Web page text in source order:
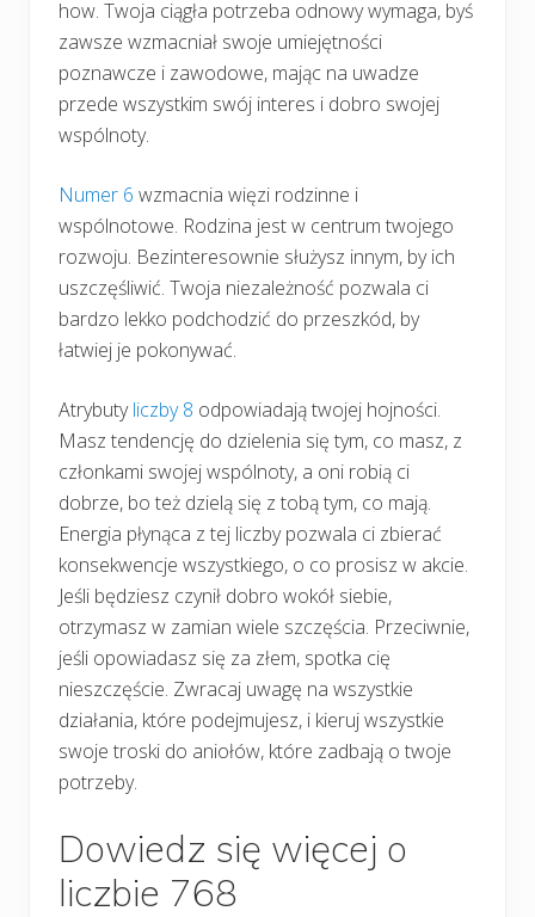
how. Twoja ciągła potrzeba odnowy wymaga, byś
zawsze wzmacniał swoje umiejętności
poznawcze i zawodowe, mając na uwadze
przede wszystkim swój interes i dobro swojej
wspólnoty.
Numer 6 wzmacnia więzi rodzinne i
wspólnotowe. Rodzina jest w centrum twojego
rozwoju. Bezinteresownie służysz innym, by ich
uszczęśliwić. Twoja niezależność pozwala ci
bardzo lekko podchodzić do przeszkód, by
łatwiej je pokonywać.
Atrybutyliczby 8 odpowiadają twojej hojności.
Masz tendencję do dzielenia się tym, co masz, z
członkami swojej wspólnoty, a oni robią ci
dobrze, bo też dzielą się z tobą tym, co mają.
Energia płynąca z tej liczby pozwala ci zbierać
konsekwencje wszystkiego, o co prosisz w akcie.
Jeśli będziesz czynił dobro wokół siebie,
otrzymasz w zamian wiele szczęścia. Przeciwnie,
jeśli opowiadasz się za złem, spotka cię
nieszczęście. Zwracaj uwagę na wszystkie
działania, które podejmujesz, i kieruj wszystkie
swoje troski do aniołów, które zadbają o twoje
potrzeby.
Dowiedz się więcej o
liczbie 768